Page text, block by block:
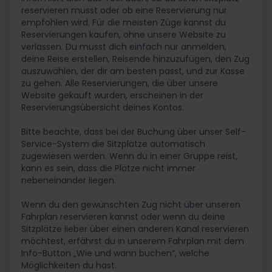
du deine Sitzplätze so früh wie möglich
reservieren oder überlegen, eine Einzelfahrkarte
zu kaufen. Alternativ kannst du mit deinem
Interrail-Pass zu einem ermäßigten Preis mit
einer Stena Line Fährevon Großbritannien und
Irland zum europäischen Festland fahren.
Züge mit empfohlenen Sitzplatzreservierungen
können in der Hauptsaison sehr voll werden.
Ohne Sitzplatzreservierung findest du
bestimmten Fällen kann das Zugpersonal dich
auffordern, in einen anderen Zug umzusteigen.
Das kann auf stark frequentierten Strecken wie
den ICEs zwischen Deutschland und der
Schweiz passieren.
reservierungspflichtig, und manchmal
benötigst du einen zusätzlichen Zuschlag.
b-Europe:
FürTGV-Züge in Frankreich
Eurostar-Reservierung für Passinhaber : Für
Züge zwischen Frankreich, Belgien, den
Niederlanden und Deutschland sowie
Eurostar-Züge zwischen Frankreich und
Großbritannien
Rail Europe: Für Hochgeschwindigkeitszüge in
ÖBB : Für Züge in und mit Anschluss an
Österreich
CD: Für Züge innerhalb der Tschechischen
Republik und der Slowakei sowie Verbindungen
Deutsche Bahn: Für Züge in und mit Anschluss
an Deutschland
SJ: Schwedische Bahngesellschaft
LNER: Für Züge im Vereinigten Königreich
einem bestimmten Zug einen zusätzlichen
Zuschlag benötigst und ob dieser in den
Reservierungskosten enthalten ist. Auf unserer
Seite zu Zuschlägenfindest du detaillierte
Informationen über all die außergewöhnlichen
Züge in Europa, für die ein Zuschlag erforderlich
ist, und wie du diese buchen kannst.
reservieren musst oder ob eine Reservierung nur
empfohlen wird. Für die meisten Züge kannst du
Reservierungen kaufen, ohne unsere Website zu
verlassen. Du musst dich einfach nur anmelden,
deine Reise erstellen, Reisende hinzuzufügen, den Zug
auszuwählen, der dir am besten passt, und zur Kasse
zu gehen. Alle Reservierungen, die über unsere
Website gekauft wurden, erscheinen in der
Reservierungsübersicht deines Kontos.
Bitte beachte, dass bei der Buchung über unser Self-
Service-System die Sitzplätze automatisch
zugewiesen werden. Wenn du in einer Gruppe reist,
kann es sein, dass die Plätze nicht immer
nebeneinander liegen.
Wenn du den gewünschten Zug nicht über unseren
Fahrplan reservieren kannst oder wenn du deine
Sitzplätze lieber über einen anderen Kanal reservieren
möchtest, erfährst du in unserem Fahrplan mit dem
Info-Button „Wie und wann buchen“, welche
Möglichkeiten du hast.